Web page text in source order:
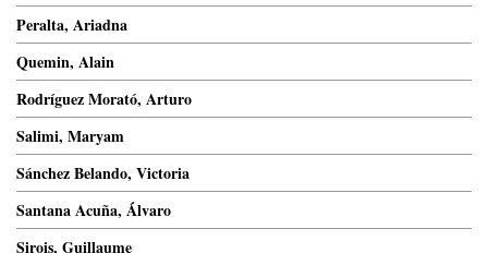
Peralta, Ariadna
Quemin, Alain
Rodríguez Morató, Arturo
Salimi, Maryam
Sánchez Belando, Victoria
Santana Acuña, Álvaro
Sirois, Guillaume